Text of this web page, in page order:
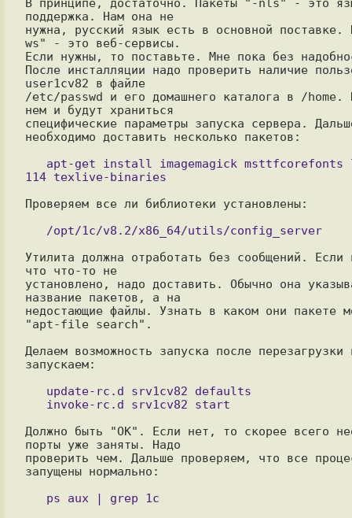
В принципе, достаточно. Пакеты "-nls" - это
поддержка. Нам она не
нужна, русский язык есть в основной
ws" - это веб-сервисы.
Если нужны, то поставьте. Мне пока без
После инсталляции надо проверить наличие
user1cv82 в файле
/etc/passwd и его домашнего каталога в /home.
нем и будут храниться
специфические параметры запуска сервера.
необходимо доставить несколько пакетов:
Проверяем все ли библиотеки установлены:
   /opt/1c/v8.2/x86_64/utils/config_server
Утилита должна отработать без сообщений. Если
что что-то не
установлено, надо доставить. Обычно она
название пакетов, а на
недостающие файлы. Узнать в каком они пакете
"apt-file search".
Делаем возможность запуска после перезагрузки
запускаем:
Должно быть "ОК". Если нет, то скорее всего
порты уже заняты. Надо
проверить чем. Дальше проверяем, что все
запущены нормально: